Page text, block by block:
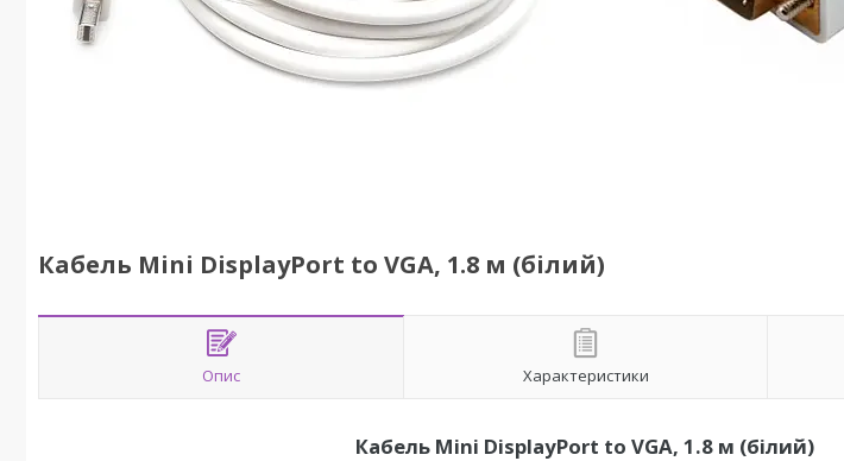
Кабель Mini DisplayPort to VGA, 1.8 м (білий)
Опис Характеристики
Кабель Mini DisplayPort to VGA, 1.8 м (білий)